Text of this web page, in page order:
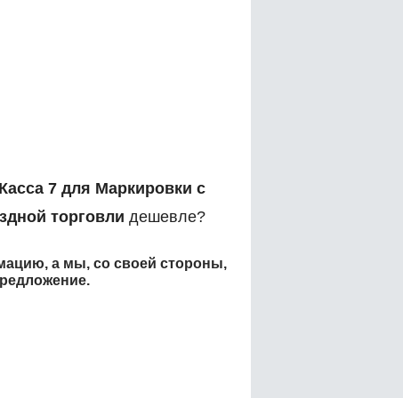
7 для Маркировки с
торговли дешевле?
а мы, со своей стороны,